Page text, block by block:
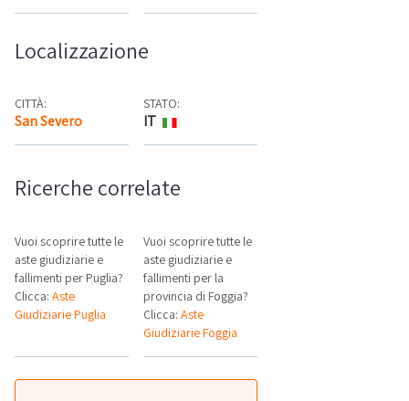
Localizzazione
CITTÀ:
San Severo Mappa
STATO:
IT
Ricerche correlate
Vuoi scoprire tutte le
aste giudiziarie e
fallimenti per Puglia?
Clicca: Aste
Giudiziarie Puglia
Vuoi scoprire tutte le
aste giudiziarie e
fallimenti per la
provincia di Foggia?
Clicca:Aste
Giudiziarie Foggia